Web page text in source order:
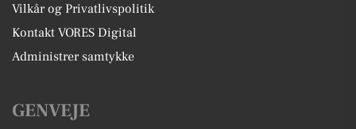
Vilkår og Privatlivspolitik
Kontakt VORES Digital
Administrer samtykke
GENVEJE